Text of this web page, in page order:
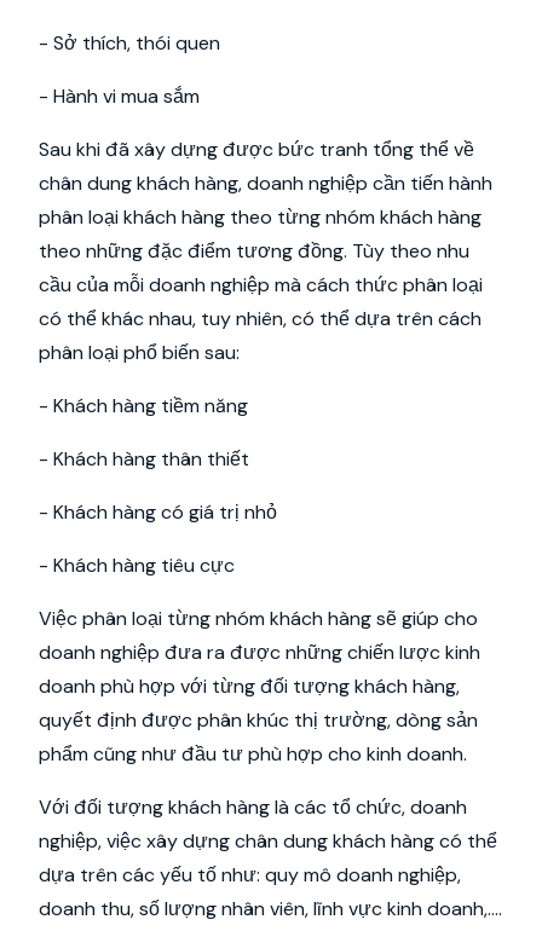
- Sở thích, thói quen
- Hành vi mua sắm
Sau khi đã xây dựng được bức tranh tổng thể về
chân dung khách hàng, doanh nghiệp cần tiến hành
phân loại khách hàng theo từng nhóm khách hàng
theo những đặc điểm tương đồng. Tùy theo nhu
cầu của mỗi doanh nghiệp mà cách thức phân loại
có thể khác nhau, tuy nhiên, có thể dựa trên cách
phân loại phổ biến sau:
- Khách hàng tiềm năng
- Khách hàng thân thiết
- Khách hàng có giá trị nhỏ
- Khách hàng tiêu cực
Việc phân loại từng nhóm khách hàng sẽ giúp cho
doanh nghiệp đưa ra được những chiến lược kinh
doanh phù hợp với từng đối tượng khách hàng,
quyết định được phân khúc thị trường, dòng sản
phẩm cũng như đầu tư phù hợp cho kinh doanh.
Với đối tượng khách hàng là các tổ chức, doanh
nghiệp, việc xây dựng chân dung khách hàng có thể
dựa trên các yếu tố như: quy mô doanh nghiệp,
doanh thu, số lượng nhân viên, lĩnh vực kinh doanh,….